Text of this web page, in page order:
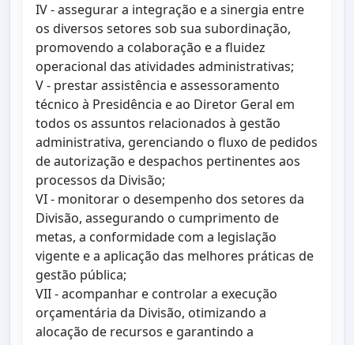
IV - assegurar a integração e a sinergia entre
os diversos setores sob sua subordinação,
promovendo a colaboração e a fluidez
operacional das atividades administrativas;
V - prestar assistência e assessoramento
técnico à Presidência e ao Diretor Geral em
todos os assuntos relacionados à gestão
administrativa, gerenciando o fluxo de pedidos
de autorização e despachos pertinentes aos
processos da Divisão;
VI - monitorar o desempenho dos setores da
Divisão, assegurando o cumprimento de
metas, a conformidade com a legislação
vigente e a aplicação das melhores práticas de
gestão pública;
VII - acompanhar e controlar a execução
orçamentária da Divisão, otimizando a
alocação de recursos e garantindo a